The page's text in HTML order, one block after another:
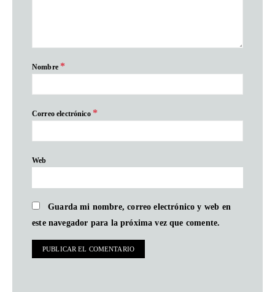
Nombre *
Correo electrónico *
Web
Guarda mi nombre, correo electrónico y web en
este navegador para la próxima vez que comente.